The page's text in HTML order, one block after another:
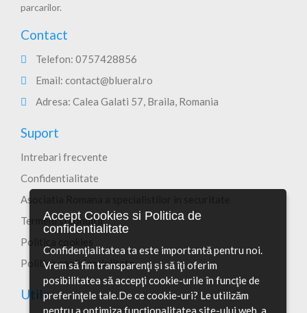
parcarilor.
Contact
Telefon: 0757428856
Email: contact@blueral.ro
Adresa: Calea Galati 57, Braila, Romania
Suport
Intrebari frecvente
Confidentialitate
Asociatia Romana a specialistilor in securitate
Termeni si conditii
Politica cookies
Politica confidentialitate
Utile
Accept Cookies si Politica de
confidentialitate
Confidenţialitatea ta este importantă pentru noi.
Vrem să fim transparenţi și să îţi oferim
posibilitatea să accepţi cookie-urile în funcţie de
preferinţele tale.De ce cookie-uri? Le utilizăm
pentru a optimiza funcţionalitatea site-ului web, a